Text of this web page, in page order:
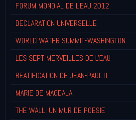
FORUM MONDIAL DE L'EAU 2012
DECLARATION UNIVERSELLE
WORLD WATER SUMMIT-WASHINGTON
LES SEPT MERVEILLES DE L'EAU
BEATIFICATION DE JEAN-PAUL II
MARIE DE MAGDALA
THE WALL: UN MUR DE POESIE